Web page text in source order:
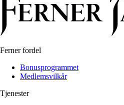
Ferner fordel
Bonusprogrammet
Medlemsvilkår
Tjenester